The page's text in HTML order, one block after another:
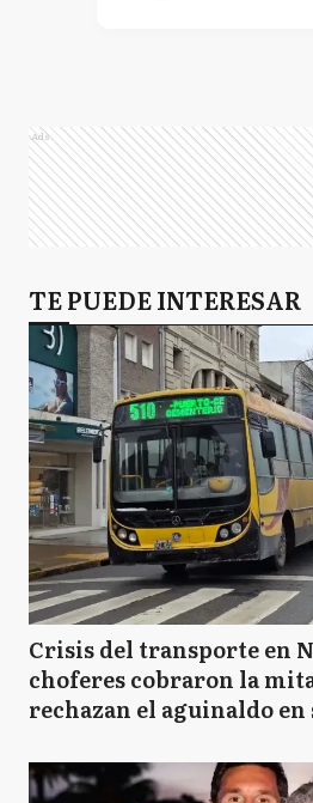
P Pehuajó
R Rivadavia
TL Trenque
A Ayacucho
B Balcarce
C Castelli
Ads
TE PUEDE INTERESAR
Crisis del transporte en
choferes cobraron la
rechazan el aguinaldo en